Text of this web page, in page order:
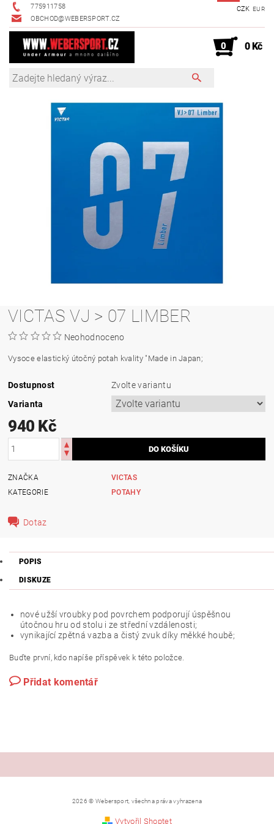
775911758
OBCHOD@WEBERSPORT.CZ
CZK EUR
0 0 Kč
VICTAS VJ > 07 LIMBER
Neohodnoceno
Vysoce elastický útočný potah kvality "Made in Japan;
Dostupnost
Zvolte variantu
Varianta
940 Kč
ZNAČKA
VICTAS
KATEGORIE
POTAHY
Dotaz
POPIS
DISKUZE
nové užší vroubky pod povrchem podporují úspěšnou
útočnou hru od stolu i ze střední vzdálenosti;
vynikající zpětná vazba a čistý zvuk díky měkké houbě;
Buďte první, kdo napíše příspěvek k této položce.
Přidat komentář
2026 © Webersport, všechna práva vyhrazena
Vytvořil Shoptet